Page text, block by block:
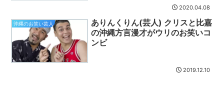
2020.04.08
沖縄のお笑い芸人
ありんくりん(芸人) クリスと比嘉
の沖縄方言漫才がウリのお笑いコ
ンビ
2019.12.10